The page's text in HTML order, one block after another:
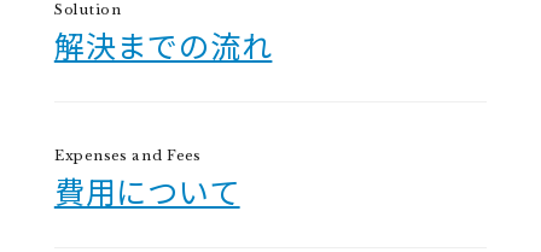
Solution
解決までの流れ
Expenses and Fees
費用について